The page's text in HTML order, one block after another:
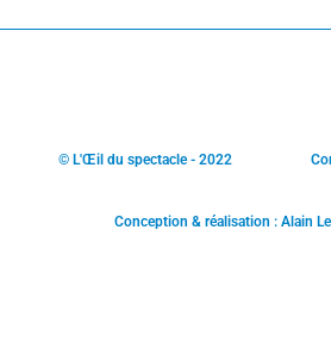
© L'Œil du spectacle - 2022
Conception & réalisation : Alain